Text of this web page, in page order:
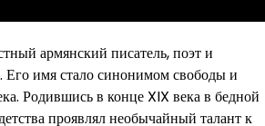
армянский писатель, поэт и
Его имя стало синонимом свободы и
Родившись в конце XIX века в бедной
проявлял необычайный талант к